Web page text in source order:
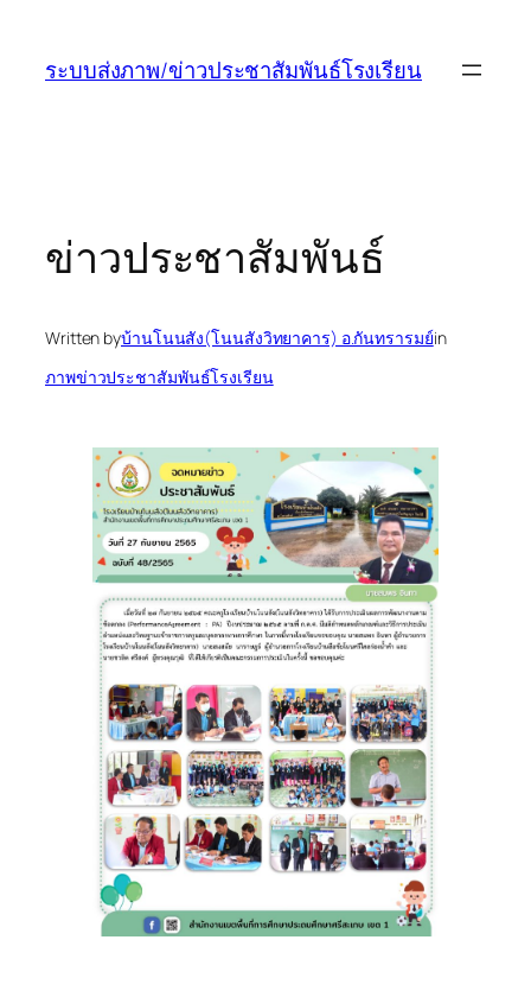
ระบบส่งภาพ/ข่าวประชาสัมพันธ์โรงเรียน
ข่าวประชาสัมพันธ์
Written byบ้านโนนสัง(โนนสังวิทยาคาร) อ.กันทรารมย์in
ภาพข่าวประชาสัมพันธ์โรงเรียน